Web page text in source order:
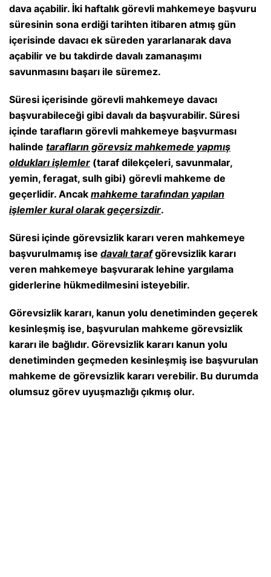
dava açabilir. İki haftalık görevli mahkemeye başvuru
süresinin sona erdiği tarihten itibaren atmış gün
içerisinde davacı ek süreden yararlanarak dava
açabilir ve bu takdirde davalı zamanaşımı
savunmasını başarı ile süremez.
Süresi içerisinde görevli mahkemeye davacı
başvurabileceği gibi davalı da başvurabilir. Süresi
içinde tarafların görevli mahkemeye başvurması
halinde tarafların görevsiz mahkemede yapmış
oldukları işlemler (taraf dilekçeleri, savunmalar,
yemin, feragat, sulh gibi) görevli mahkeme de
geçerlidir. Ancak mahkeme tarafından yapılan
işlemler kural olarak geçersizdir.
Süresi içinde görevsizlik kararı veren mahkemeye
başvurulmamış ise davalı tarafgörevsizlik kararı
veren mahkemeye başvurarak lehine yargılama
giderlerine hükmedilmesini isteyebilir.
Görevsizlik kararı, kanun yolu denetiminden geçerek
kesinleşmiş ise, başvurulan mahkeme görevsizlik
kararı ile bağlıdır. Görevsizlik kararı kanun yolu
denetiminden geçmeden kesinleşmiş ise başvurulan
mahkeme de görevsizlik kararı verebilir. Bu durumda
olumsuz görev uyuşmazlığı çıkmış olur.